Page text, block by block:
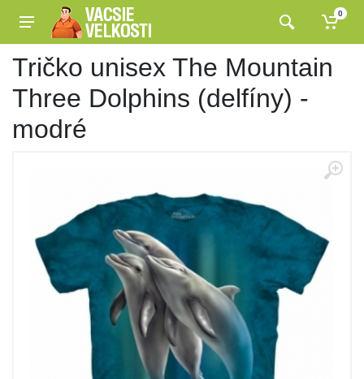
0
Tričko unisex The Mountain
Three Dolphins (delfíny) -
modré